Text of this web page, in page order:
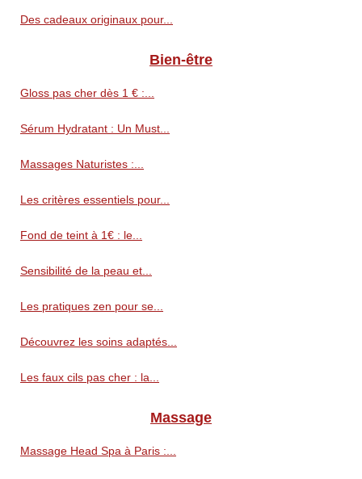
Des cadeaux originaux pour...
Bien-être
Gloss pas cher dès 1 € :...
Sérum Hydratant : Un Must...
Massages Naturistes :...
Les critères essentiels pour...
Fond de teint à 1€ : le...
Sensibilité de la peau et...
Les pratiques zen pour se...
Découvrez les soins adaptés...
Les faux cils pas cher : la...
Massage
Massage Head Spa à Paris :...